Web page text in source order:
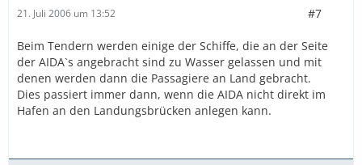
21. Juli 2006 um 13:52 #7
Beim Tendern werden einige der Schiffe, die an der Seite
der AIDA`s angebracht sind zu Wasser gelassen und mit
denen werden dann die Passagiere an Land gebracht.
Dies passiert immer dann, wenn die AIDA nicht direkt im
Hafen an den Landungsbrücken anlegen kann.